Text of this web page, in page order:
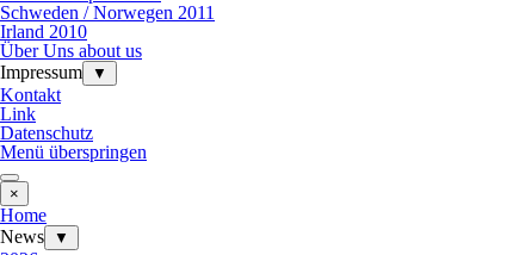
Schweden / Norwegen 2011
Irland 2010
Über Uns about us
Impressum
▼
Kontakt
Link
Datenschutz
Menü überspringen
×
Home
News
▼